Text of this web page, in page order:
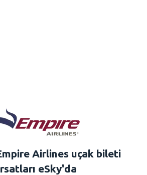
Airlines uçak bileti
eSky'da